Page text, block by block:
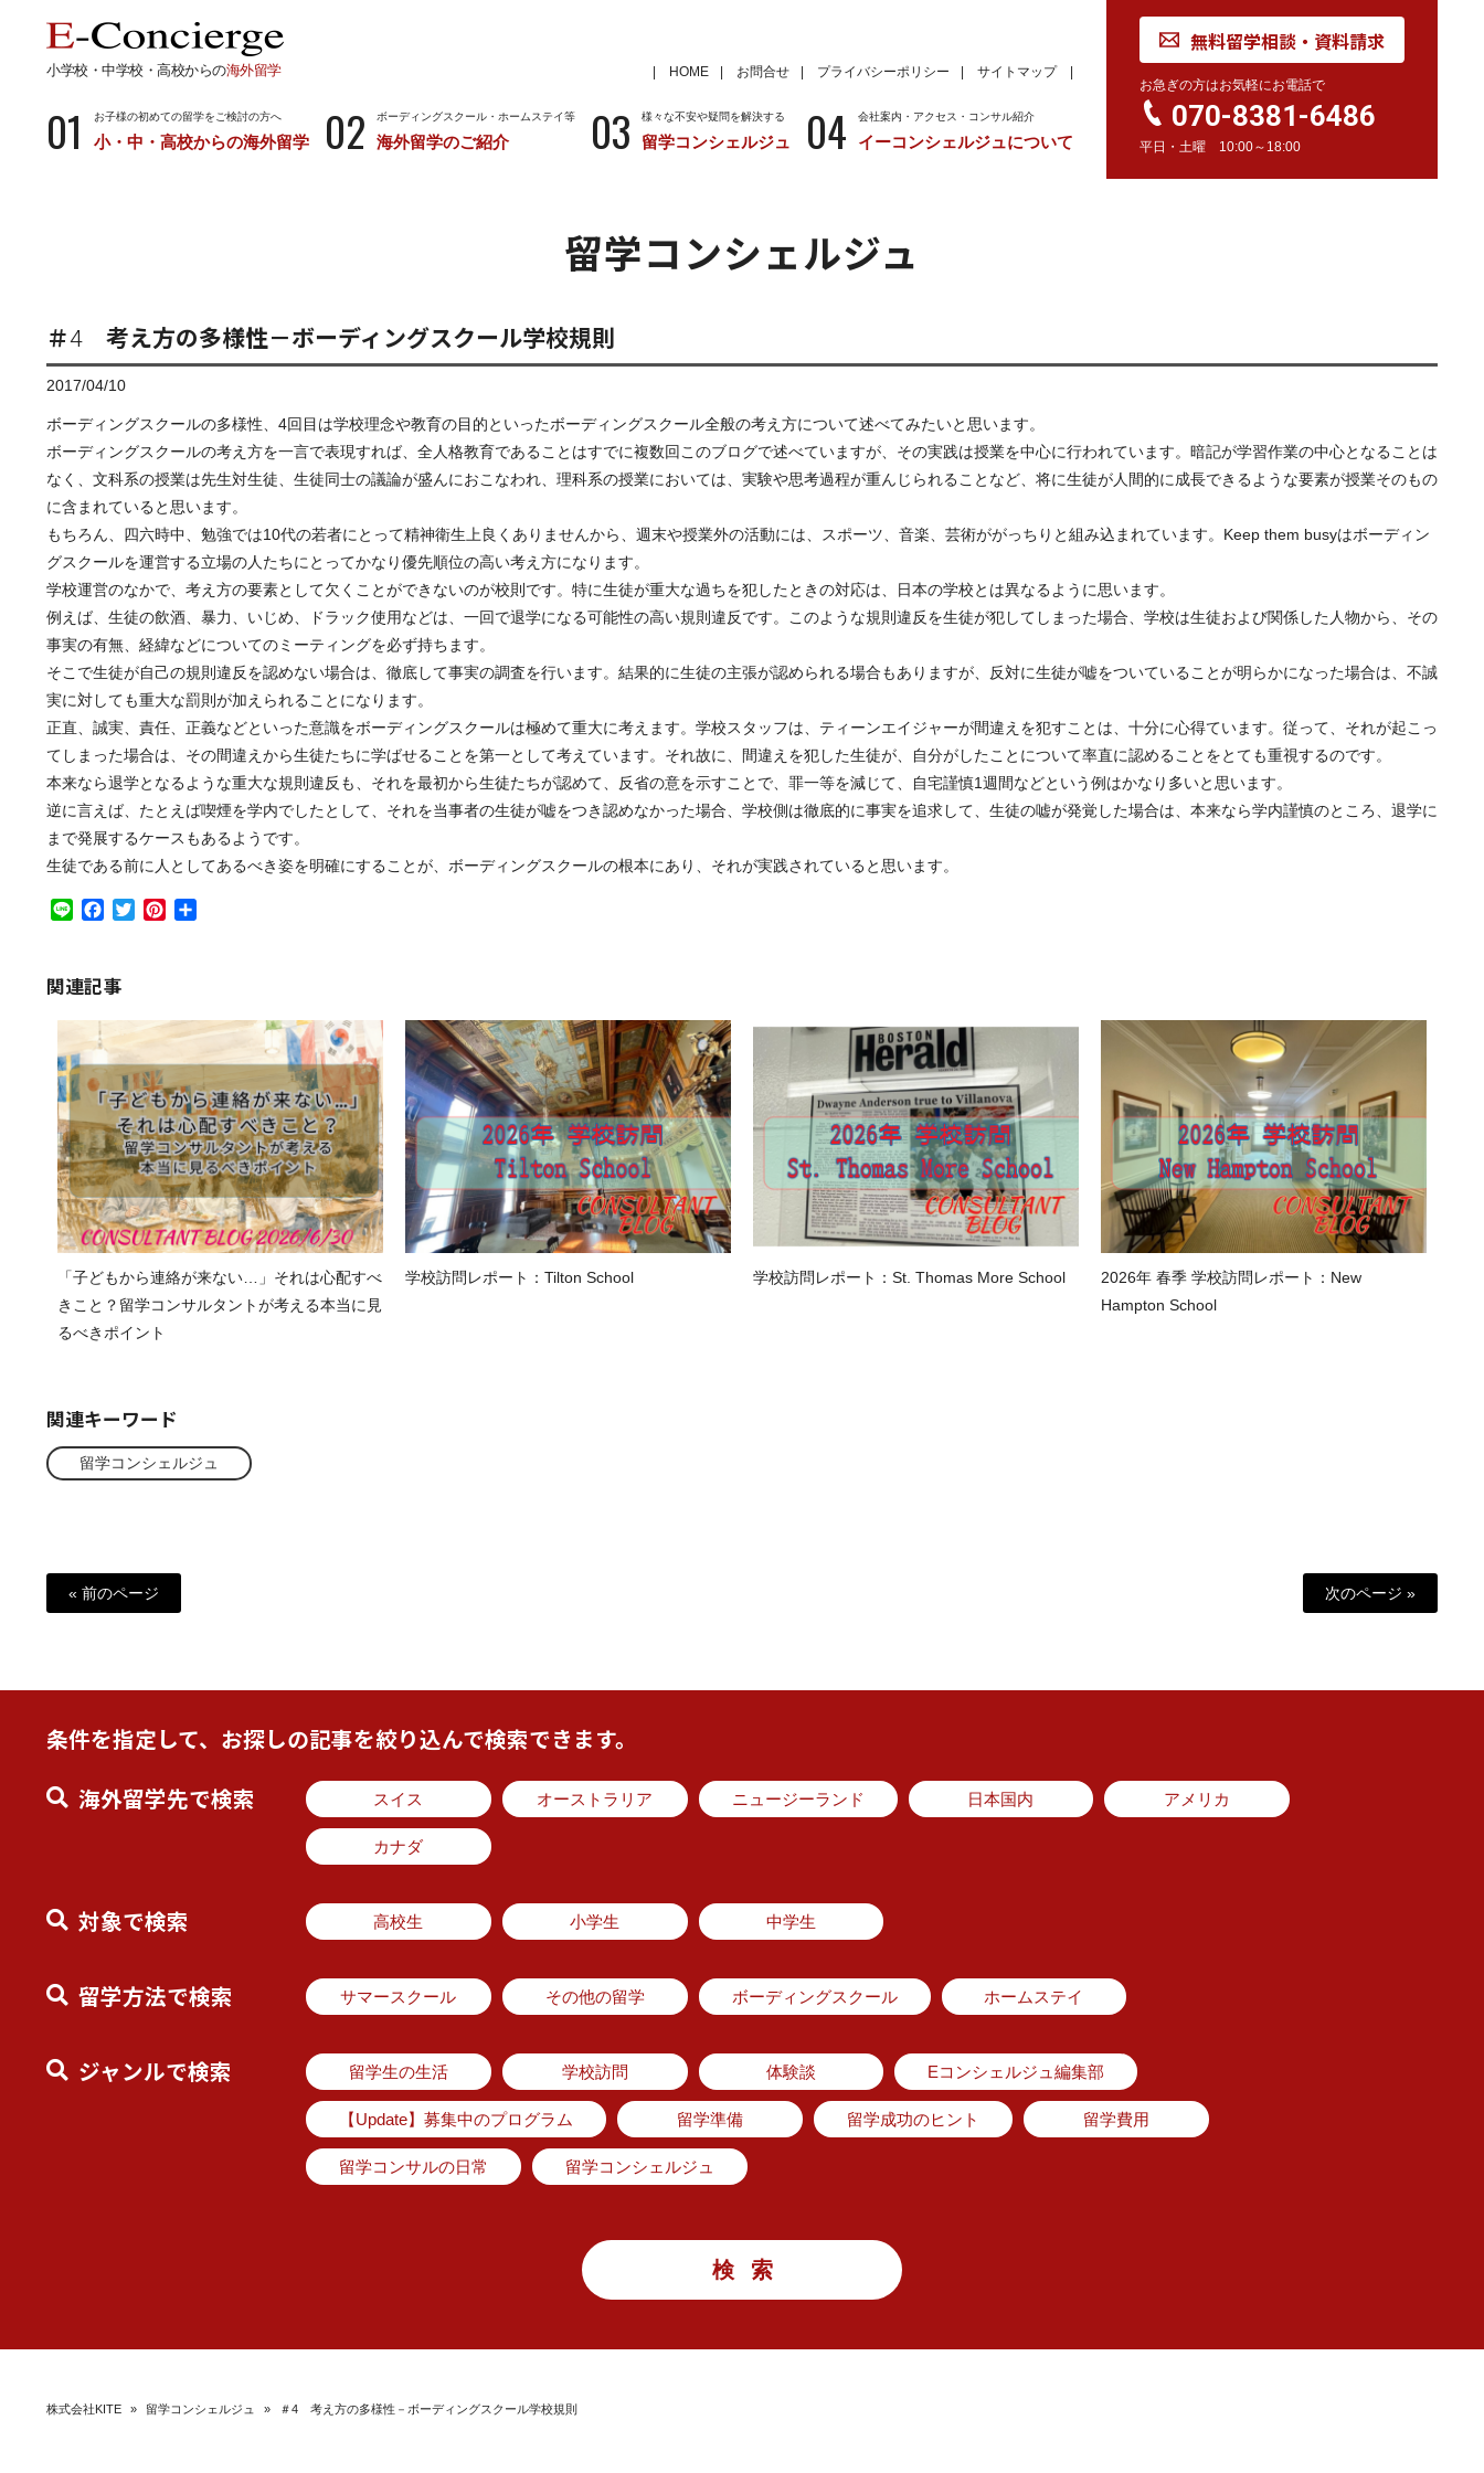
小学校・中学校・高校からの海外留学 HOME お問合せ プライバシーポリシー サイトマップ
01 お子様の初めての留学をご検討の方へ
小・中・高校からの海外留学 02 ボーディングスクール・ホームステイ等
海外留学のご紹介
高校生からのボーディングスクール
留学情報 学校情報
03 様々な不安や疑問を解決する
留学コンシェルジュ 04 会社案内・アクセス・コンサル紹介
イーコンシェルジュについて
無料留学相談・資料請求
お急ぎの方はお気軽にお電話で
070-8381-6486
平日・土曜 10:00～18:00
留学コンシェルジュ
＃4 考え方の多様性－ボーディングスクール学校規則
2017/04/10
ボーディングスクールの多様性、4回目は学校理念や教育の目的といったボーディングスクール全般の考え方について述べてみたいと思います。
ボーディングスクールの考え方を一言で表現すれば、全人格教育であることはすでに複数回このブログで述べていますが、その実践は授業を中心に行われています。暗記が学習作業の中心となることは
なく、文科系の授業は先生対生徒、生徒同士の議論が盛んにおこなわれ、理科系の授業においては、実験や思考過程が重んじられることなど、将に生徒が人間的に成長できるような要素が授業そのもの
に含まれていると思います。
もちろん、四六時中、勉強では10代の若者にとって精神衛生上良くありませんから、週末や授業外の活動には、スポーツ、音楽、芸術ががっちりと組み込まれています。Keep them busyはボーディン
グスクールを運営する立場の人たちにとってかなり優先順位の高い考え方になります。
学校運営のなかで、考え方の要素として欠くことができないのが校則です。特に生徒が重大な過ちを犯したときの対応は、日本の学校とは異なるように思います。
例えば、生徒の飲酒、暴力、いじめ、ドラック使用などは、一回で退学になる可能性の高い規則違反です。このような規則違反を生徒が犯してしまった場合、学校は生徒および関係した人物から、その
事実の有無、経緯などについてのミーティングを必ず持ちます。
そこで生徒が自己の規則違反を認めない場合は、徹底して事実の調査を行います。結果的に生徒の主張が認められる場合もありますが、反対に生徒が嘘をついていることが明らかになった場合は、不誠
実に対しても重大な罰則が加えられることになります。
正直、誠実、責任、正義などといった意識をボーディングスクールは極めて重大に考えます。学校スタッフは、ティーンエイジャーが間違えを犯すことは、十分に心得ています。従って、それが起こっ
てしまった場合は、その間違えから生徒たちに学ばせることを第一として考えています。それ故に、間違えを犯した生徒が、自分がしたことについて率直に認めることをとても重視するのです。
本来なら退学となるような重大な規則違反も、それを最初から生徒たちが認めて、反省の意を示すことで、罪一等を減じて、自宅謹慎1週間などという例はかなり多いと思います。
逆に言えば、たとえば喫煙を学内でしたとして、それを当事者の生徒が嘘をつき認めなかった場合、学校側は徹底的に事実を追求して、生徒の嘘が発覚した場合は、本来なら学内謹慎のところ、退学に
まで発展するケースもあるようです。
生徒である前に人としてあるべき姿を明確にすることが、ボーディングスクールの根本にあり、それが実践されていると思います。
Line Facebook
TwitterPinterest
関連記事
「子どもから連絡が来ない…」それは心配すべ
きこと？留学コンサルタントが考える本当に見
るべきポイント
学校訪問レポート：Tilton School 学校訪問レポート：St. Thomas More School
2026年 春季 学校訪問レポート：New
Hampton School
関連キーワード
留学コンシェルジュ
« 前のページ 次のページ »
条件を指定して、お探しの記事を絞り込んで検索できます。
海外留学先で検索
スイス オーストラリア ニュージーランド 日本国内 アメリカ
カナダ
対象で検索 高校生 小学生 中学生
留学方法で検索 サマースクール その他の留学 ボーディングスクール ホームステイ
ジャンルで検索 留学生の生活 学校訪問 体験談 Eコンシェルジュ編集部
【Update】募集中のプログラム 留学準備 留学成功のヒント 留学費用
留学コンサルの日常 留学コンシェルジュ
株式会社KITE » 留学コンシェルジュ » ＃4 考え方の多様性－ボーディングスクール学校規則